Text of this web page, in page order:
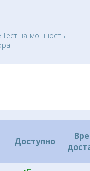
на мощность
Доступно